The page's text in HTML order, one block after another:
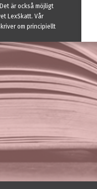
är också möjligt
LexSkatt. Vår
om principiellt